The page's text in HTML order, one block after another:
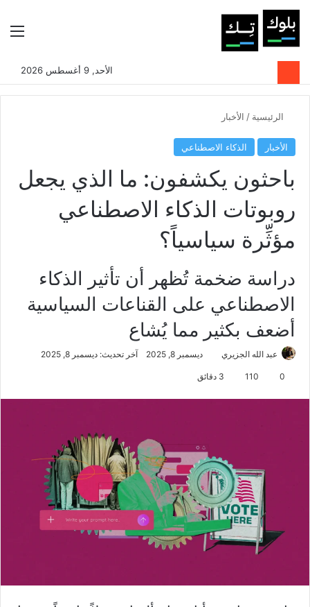
بحثالوضع
الأحد, 9 أغسطس 2026
الرئيسية / الأخبار
الأخبار الذكاء الاصطناعي
باحثون يكشفون: ما الذي يجعل
روبوتات الذكاء الاصطناعي
مؤثِّرة سياسياً؟
دراسة ضخمة تُظهر أن تأثير الذكاء
الاصطناعي على القناعات السياسية
أضعف بكثير مما يُشاع
عبد الله الجزيري ديسمبر 8, 2025 آخر تحديث: ديسمبر 8, 2025
0
110